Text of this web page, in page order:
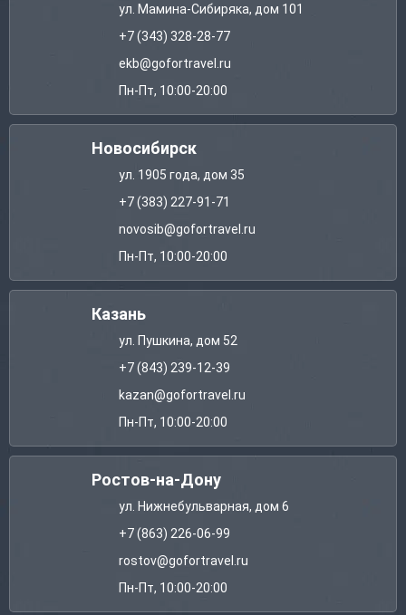
ул. Мамина-Сибиряка, дом 101
+7 (343) 328-28-77
ekb@gofortravel.ru
Пн-Пт, 10:00-20:00
Новосибирск
ул. 1905 года, дом 35
+7 (383) 227-91-71
novosib@gofortravel.ru
Пн-Пт, 10:00-20:00
Казань
ул. Пушкина, дом 52
+7 (843) 239-12-39
kazan@gofortravel.ru
Пн-Пт, 10:00-20:00
Ростов-на-Дону
ул. Нижнебульварная, дом 6
+7 (863) 226-06-99
rostov@gofortravel.ru
Пн-Пт, 10:00-20:00